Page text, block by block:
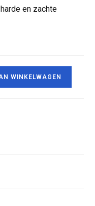
en zachte
WINKELWAGEN